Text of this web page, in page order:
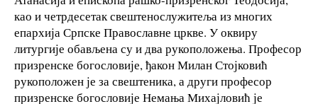
као и четрдесетак свештенослужитеља из многих
епархија Српске Православне цркве. У оквиру
литургије обављена су и два рукоположења. Професор
призренске богословије, ђакон Милан Стојковић
рукоположен је за свештеника, а други професор
призренске богословије Немања Михајловић је